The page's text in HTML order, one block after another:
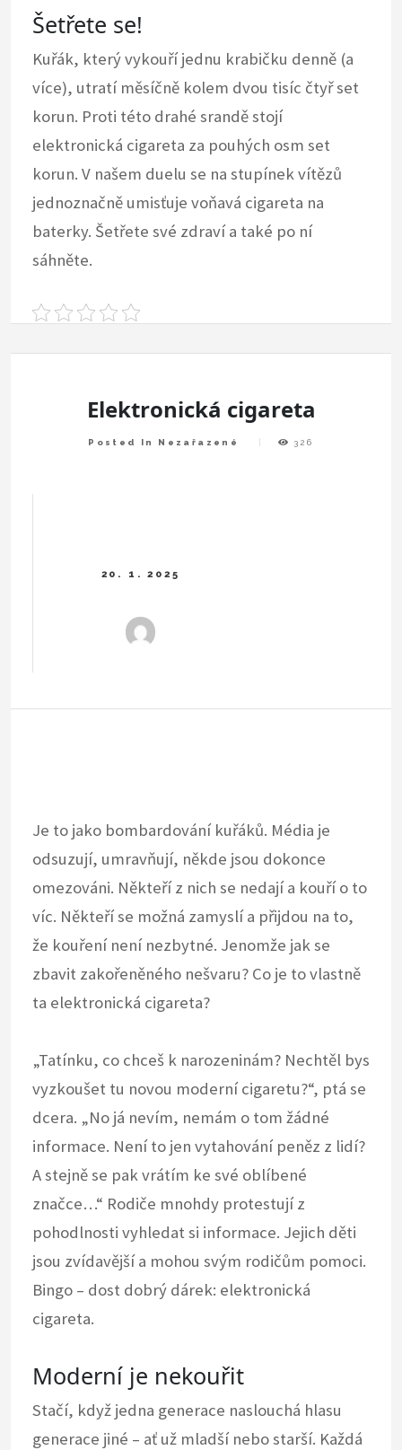
Šetřete se!
Kuřák, který vykouří jednu krabičku denně (a
více), utratí měsíčně kolem dvou tisíc čtyř set
korun. Proti této drahé srandě stojí
elektronická cigareta za pouhých osm set
korun. V našem duelu se na stupínek vítězů
jednoznačně umisťuje voňavá cigareta na
baterky. Šetřete své zdraví a také po ní
sáhněte.
Elektronická cigareta
Posted In Nezařazené 326
Je to jako bombardování kuřáků. Média je
odsuzují, umravňují, někde jsou dokonce
omezováni. Někteří z nich se nedají a kouří o to
víc. Někteří se možná zamyslí a přijdou na to,
že kouření není nezbytné. Jenomže jak se
zbavit zakořeněného nešvaru? Co je to vlastně
ta elektronická cigareta?
„Tatínku, co chceš k narozeninám? Nechtěl bys
vyzkoušet tu novou moderní cigaretu?“, ptá se
dcera. „No já nevím, nemám o tom žádné
informace. Není to jen vytahování peněz z lidí?
A stejně se pak vrátím ke své oblíbené
značce…“ Rodiče mnohdy protestují z
pohodlnosti vyhledat si informace. Jejich děti
jsou zvídavější a mohou svým rodičům pomoci.
Bingo – dost dobrý dárek: elektronická
cigareta.
Moderní je nekouřit
Stačí, když jedna generace naslouchá hlasu
generace jiné – ať už mladší nebo starší. Každá